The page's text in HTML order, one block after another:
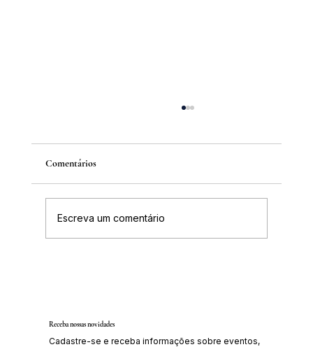
Comentários
Escreva um comentário
Receba nossas novidades
Cadastre-se e receba informações sobre eventos,